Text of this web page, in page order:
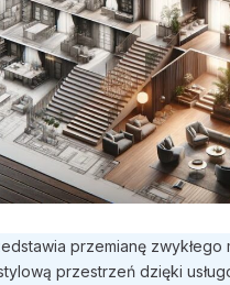
przemianę zwykłego
przestrzeń dzięki